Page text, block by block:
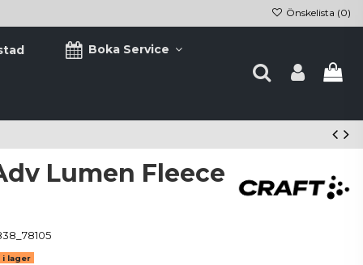
Önskelista (0)
Boka Service
Lumen Fleece
i lager